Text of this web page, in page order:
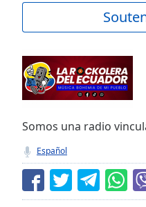
Current
Loaded:
0.00%
TypeLIVE
live,
currently
behind
LIVE
Remaining
Somos una radio
Español